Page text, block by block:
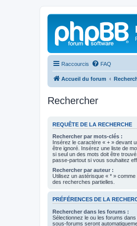
Raccourcis FAQ
Accueil du forum
Rechercher
REQUÊTE DE LA RECHERCHE
Rechercher par mots-clés :
Insérez le caractère « + » devant
être ignoré. Insérez une liste de
si seul un des mots doit être
passe-partout si vous souhaitez
Rechercher par auteur :
Utilisez un astérisque « * »
des recherches partielles.
PRÉFÉRENCES DE LA
Rechercher dans les forums :
Sélectionnez le ou les forums
sous-forums seront